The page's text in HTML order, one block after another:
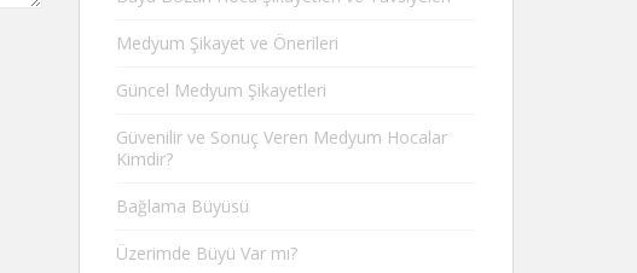
Medyum Şikayet ve Önerileri
Güncel Medyum Şikayetleri
Güvenilir ve Sonuç Veren Medyum Hocalar
Kimdir?
Bağlama Büyüsü
Üzerimde Büyü Var mı?